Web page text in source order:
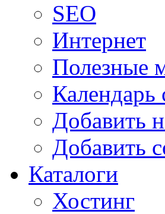
SEO
Интернет
Полезные
Календарь
Добавить
Добавить
Каталоги
Хостинг